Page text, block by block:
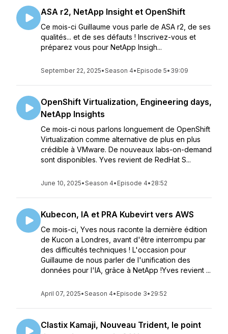
ASA r2, NetApp Insight et OpenShift
Ce mois-ci Guillaume vous parle de ASA r2, de ses
qualités... et de ses défauts ! Inscrivez-vous et
préparez vous pour NetApp Insigh...
September 22, 2025•Season 4• Episode 5• 39:09
OpenShift Virtualization, Engineering days,
NetApp Insights
Ce mois-ci nous parlons longuement de OpenShift
Virtualization comme alternative de plus en plus
crédible à VMware. De nouveaux labs-on-demand
sont disponibles. Yves revient de RedHat S...
June 10, 2025•Season 4• Episode 4• 28:52
Kubecon, IA et PRA Kubevirt vers AWS
Ce mois-ci, Yves nous raconte la dernière édition
de Kucon a Londres, avant d'être interrompu par
des difficultés techniques ! L'occasion pour
Guillaume de nous parler de l'unification des
données pour l'IA, grâce à NetApp !Yves revient ...
April 07, 2025•Season 4• Episode 3• 29:52
Clastix Kamaji, Nouveau Trident, le point